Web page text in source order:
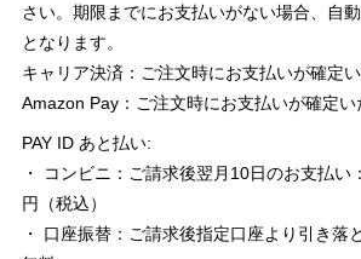
さい。期限までにお支払いがない場合、自
となります。
キャリア決済：ご注文時にお支払いが確定い
Amazon Pay：ご注文時にお支払いが確定い
PAY ID あと払い:
・ コンビニ：ご請求後翌月10日のお支払い
円（税込）
・ 口座振替：ご請求後指定口座より引き落